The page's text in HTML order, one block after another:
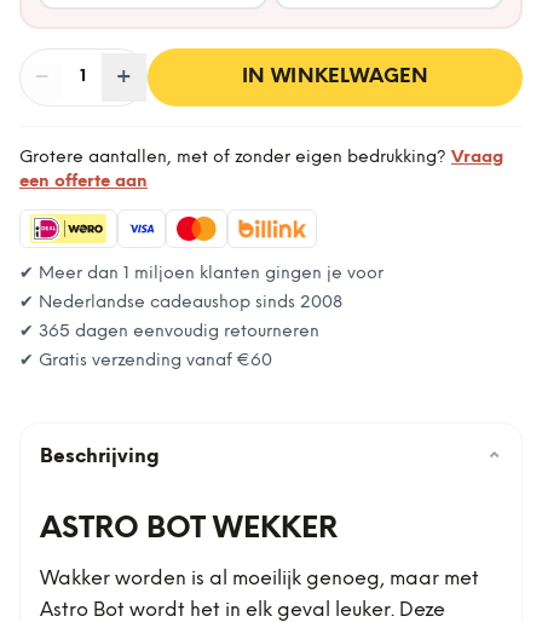
− Aantal
1 + IN WINKELWAGEN
Grotere aantallen, met of zonder eigen bedrukking? Vraag
een offerte aan
✔ Meer dan 1 miljoen klanten gingen je voor
✔ Nederlandse cadeaushop sinds 2008
✔ 365 dagen eenvoudig retourneren
✔ Gratis verzending vanaf €60
Beschrijving ⌄
ASTRO BOT WEKKER
Wakker worden is al moeilijk genoeg, maar met
Astro Bot wordt het in elk geval leuker. Deze